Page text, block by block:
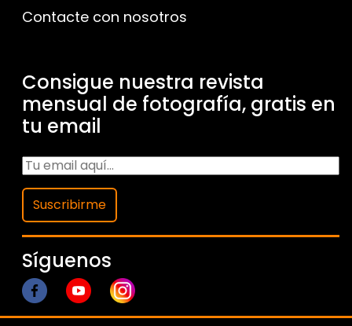
Contacte con nosotros
Consigue nuestra revista
mensual de fotografía, gratis en
tu email
Suscribirme
Síguenos